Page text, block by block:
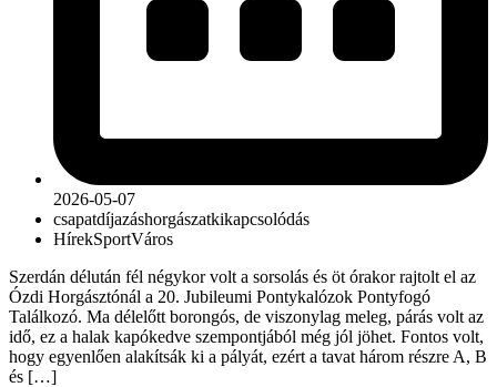
2026-05-07
csapatdíjazáshorgászatkikapcsolódás
HírekSportVáros
Szerdán délután fél négykor volt a sorsolás és öt órakor rajtolt el az
Ózdi Horgásztónál a 20. Jubileumi Pontykalózok Pontyfogó
Találkozó. Ma délelőtt borongós, de viszonylag meleg, párás volt az
idő, ez a halak kapókedve szempontjából még jól jöhet. Fontos volt,
hogy egyenlően alakítsák ki a pályát, ezért a tavat három részre A, B
és […]